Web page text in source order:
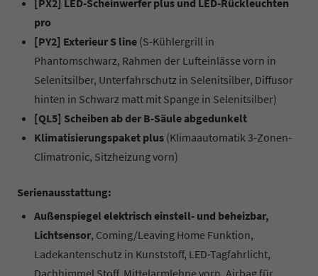
pro
[PY2] Exterieur S line (S-Kühlergrill in
Phantomschwarz, Rahmen der Lufteinlässe vorn in
Selenitsilber, Unterfahrschutz in Selenitsilber, Diffusor
hinten in Schwarz matt mit Spange in Selenitsilber)
[QL5] Scheiben ab der B-Säule abgedunkelt
Klimatisierungspaket plus (Klimaautomatik 3-Zonen-
Climatronic, Sitzheizung vorn)
Serienausstattung:
Außenspiegel elektrisch einstell- und beheizbar,
Lichtsensor, Coming/Leaving Home Funktion,
Ladekantenschutz in Kunststoff, LED-Tagfahrlicht,
Dachhimmel Stoff, Mittelarmlehne vorn, Airbag für